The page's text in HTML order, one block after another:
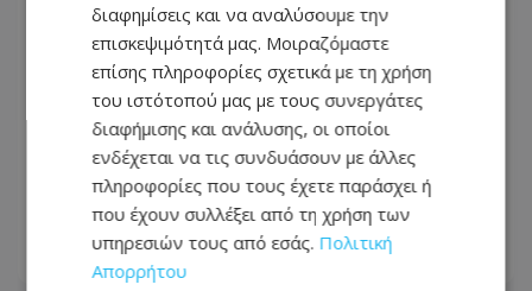
Νέος Γενικός Διευθυντής του Hilton
Nicosia ο Ilio Rodoni
07.08.2026 - 12:44
διαφημίσεις και να αναλύσουμε την
επισκεψιμότητά μας. Μοιραζόμαστε
επίσης πληροφορίες σχετικά με τη χρήση
του ιστότοπού μας με τους συνεργάτες
διαφήμισης και ανάλυσης, οι οποίοι
ενδέχεται να τις συνδυάσουν με άλλες
πληροφορίες που τους έχετε παράσχει ή
που έχουν συλλέξει από τη χρήση των
υπηρεσιών τους από εσάς. Πολιτική
Απορρήτου